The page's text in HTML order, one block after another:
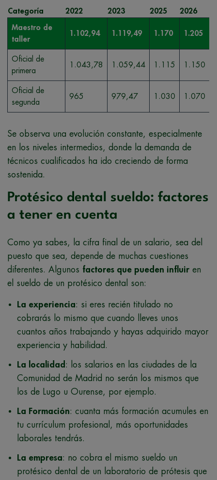
Categoría 2022 2023 2025 2026
Maestro de
taller
1.102,94 1.119,49 1.170 1.205
Oficial de
primera
1.043,78 1.059,44 1.115 1.150
Oficial de
segunda
965 979,47 1.030 1.070
Se observa una evolución constante, especialmente
en los niveles intermedios, donde la demanda de
técnicos cualificados ha ido creciendo de forma
sostenida.
Protésico dental sueldo: factores
a tener en cuenta
Como ya sabes, la cifra final de un salario, sea del
puesto que sea, depende de muchas cuestiones
diferentes. Algunos factores que pueden influir en
el sueldo de un protésico dental son:
La experiencia: si eres recién titulado no
cobrarás lo mismo que cuando lleves unos
cuantos años trabajando y hayas adquirido mayor
experiencia y habilidad.
La localidad : los salarios en las ciudades de la
Comunidad de Madrid no serán los mismos que
los de Lugo u Ourense, por ejemplo.
La Formación: cuanta más formación acumules en
tu currículum profesional, más oportunidades
laborales tendrás.
La empresa: no cobra el mismo sueldo un
protésico dental de un laboratorio de prótesis que